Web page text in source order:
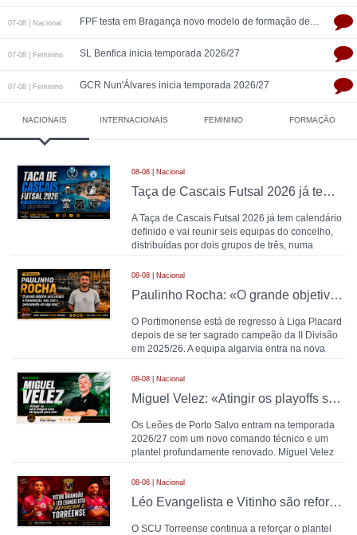
07-08 | Nacional FPF testa em Bragança novo modelo de formação de treinadores de futsal
07-08 | Feminino SL Benfica inicia temporada 2026/27
07-08 | Feminino GCR Nun'Álvares inicia temporada 2026/27
NACIONAIS INTERNACIONAIS FEMININO FORMAÇÃO
08-08 | Nacional
Taça de Cascais Futsal 2026 já tem calendário definido
A Taça de Cascais Futsal 2026 já tem calendário
definido e vai reunir seis equipas do concelho,
distribuídas por dois grupos de três, numa
compet
08-08 | Nacional
Paulinho Rocha: «O grande objetivo será sempre a manutenção, mas com o pensamento em algo mais»
O Portimonense está de regresso à Liga Placard
depois de se ter sagrado campeão da II Divisão
em 2025/26. A equipa algarvia entra na nova
temporad
08-08 | Nacional
Miguel Velez: «Atingir os playoffs será sempre uma obrigação para nós»
Os Leões de Porto Salvo entram na temporada
2026/27 com um novo comando técnico e um
plantel profundamente renovado. Miguel Velez
assume a equipa pr
08-08 | Nacional
Léo Evangelista e Vitinho são reforços do Torreense para 2026/2027
O SCU Torreense continua a reforçar o plantel